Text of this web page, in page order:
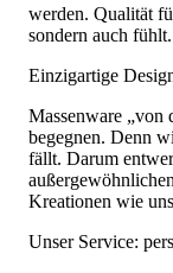
werden. Qualität
sondern auch fühlt.
Einzigartige
Massenware „von
begegnen. Denn
fällt. Darum
Kreationen wie
Unser Service: